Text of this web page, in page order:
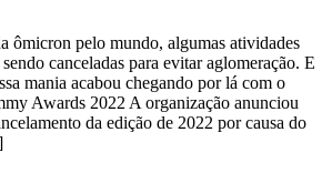
ômicron pelo mundo, algumas atividades
canceladas para evitar aglomeração. E
mania acabou chegando por lá com o
Awards 2022 A organização anunciou
da edição de 2022 por causa do